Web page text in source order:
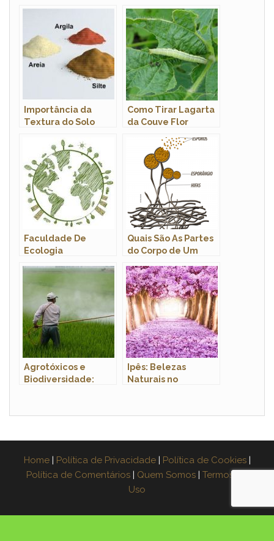
Importância da
Textura do Solo
Como Tirar Lagarta
da Couve Flor
Faculdade De
Ecologia
Quais São As Partes
do Corpo de Um
Agrotóxicos e
Biodiversidade:
Ipês: Belezas
Naturais no
Home | Política de Privacidade | Política de Cookies |
Política de Comentários | Quem Somos | Termos de
Uso